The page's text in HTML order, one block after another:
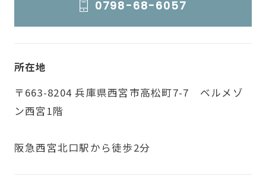
0798-68-6057
所在地
〒663-8204 兵庫県西宮市高松町7-7 ベルメゾ
ン西宮1階
阪急西宮北口駅から徒歩2分